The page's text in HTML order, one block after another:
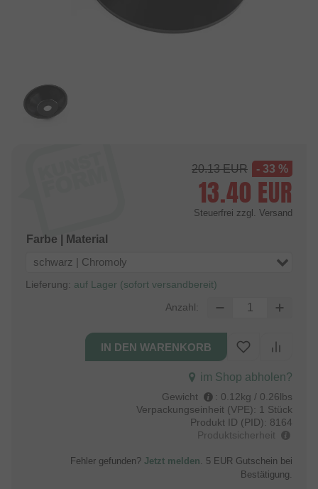
20.13EUR - 33 %
13.40 EUR
Steuerfrei zzgl. Versand
Farbe | Material
schwarz | Chromoly
Lieferung: auf Lager (sofort versandbereit)
Anzahl:
im Shop abholen?
Gewicht : 0.12kg / 0.26lbs
Verpackungseinheit (VPE): 1 Stück
Produkt ID (PID): 8164
Produktsicherheit
Fehler gefunden? Jetzt melden . 5 EUR Gutschein bei
Bestätigung.